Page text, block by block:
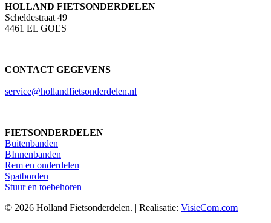
HOLLAND FIETSONDERDELEN
Scheldestraat 49
4461 EL GOES
CONTACT GEGEVENS
service@hollandfietsonderdelen.nl
FIETSONDERDELEN
Buitenbanden
BInnenbanden
Rem en onderdelen
Spatborden
Stuur en toebehoren
© 2026 Holland Fietsonderdelen. | Realisatie: VisieCom.com